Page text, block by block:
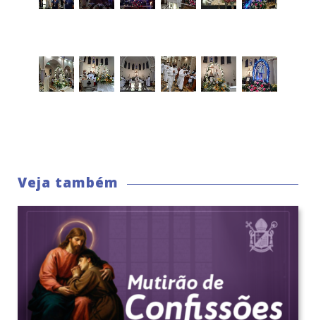
Veja também